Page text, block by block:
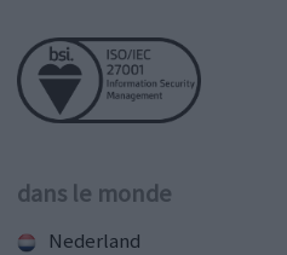
dans le monde
Nederland